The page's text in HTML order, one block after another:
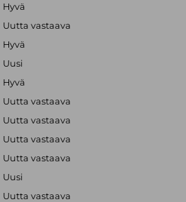
Hyvä
Uutta vastaava
Hyvä
Uusi
Hyvä
Uutta vastaava
Uutta vastaava
Uutta vastaava
Uutta vastaava
Uusi
Uutta vastaava